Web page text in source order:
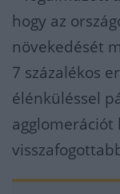
hogy az
növekedését
7 százalékos
élénküléssel
agglomerációt